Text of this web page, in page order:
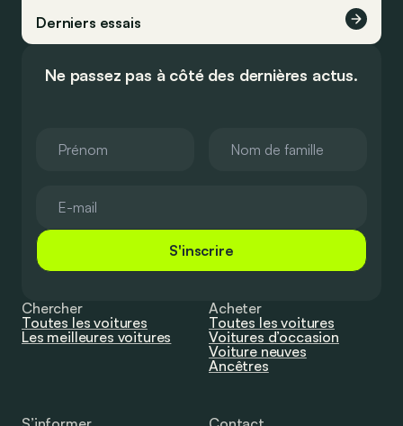
Derniers essais
Ne passez pas à côté des dernières actus.
S'inscrire
Chercher
Toutes les voitures
Les meilleures voitures
Acheter
Toutes les voitures
Voitures d’occasion
Voiture neuves
Ancêtres